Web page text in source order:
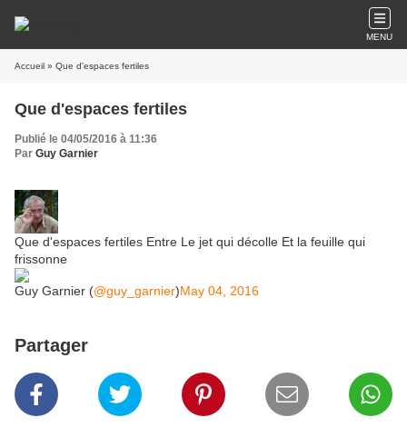
MENU
Accueil » Que d'espaces fertiles
Que d'espaces fertiles
Publié le 04/05/2016 à 11:36
Par Guy Garnier
Que d'espaces fertiles Entre Le jet qui décolle Et la feuille qui
frissonne
Guy Garnier (@guy_garnier)May 04, 2016
Partager